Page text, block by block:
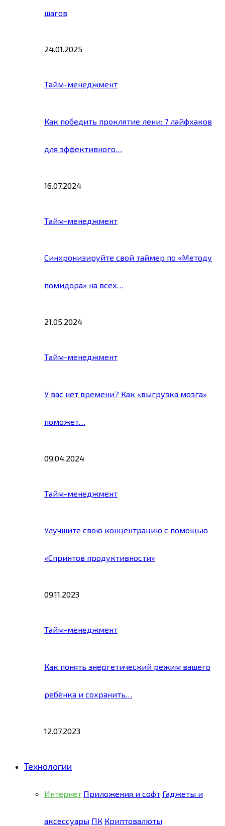
шагов
24.01.2025
Тайм-менеджмент
Как победить проклятие лени: 7 лайфхаков
для эффективного…
16.07.2024
Тайм-менеджмент
Синхронизируйте свой таймер по «Методу
помидора» на всех…
21.05.2024
Тайм-менеджмент
У вас нет времени? Как «выгрузка мозга»
поможет…
09.04.2024
Тайм-менеджмент
Улучшите свою концентрацию с помощью
«Спринтов продуктивности»
09.11.2023
Тайм-менеджмент
Как понять энергетический режим вашего
ребёнка и сохранить…
12.07.2023
Технологии
Интернет Приложения и софт Гаджеты и
аксессуары ПК Криптовалюты